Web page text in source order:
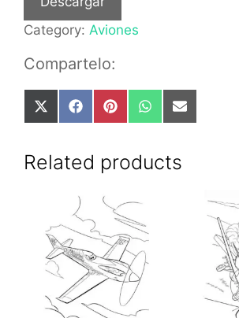
Category: Aviones
Compartelo:
Share
on
(Twitter)
Share
on
Share
on
Share
on
Share
on
Related products